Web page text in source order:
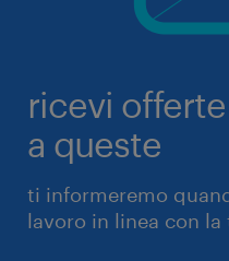
ricevi
a queste
ti informeremo
lavoro in linea con la